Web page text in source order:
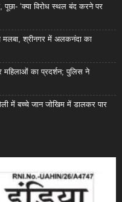
पूछा- ‘क्या विरोध स्थल बंद करने पर
मलबा, श्रीनगर में अलकनंदा का
महिलाओं का प्रदर्शन; पुलिस ने
में बच्चे जान जोखिम में डालकर पार